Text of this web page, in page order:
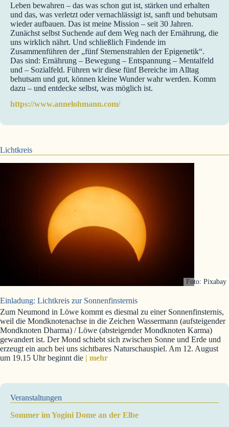
Leben bewahren – das was schon gut ist, stärken und erhalten
und das, was verletzt oder vernachlässigt ist, sanft und behutsam
wieder aufbauen. Das ist meine Mission – seit 30 Jahren.
Zunächst selbst Suchende auf dem Weg nach der Ernährung, die
uns wirklich nährt. Und schließlich Findende im
Zusammenführen der „fünf Sternenstrahlen der Epigenetik“.
Das sind: Ernährung – Bewegung – Entspannung – Mentalfeld
und – Sozialfeld. Führen wir diese fünf Bereiche im Alltag
behutsam und gut, können kleine Wunder wahr werden. Komm
dazu – und entdecke selbst, was möglich ist.
https://www.annelohmann.com/
Lichtkreis
Foto: Pixabay
Einladung: Lichtkreis zur Sonnenfinsternis
Zum Neumond in Löwe kommt es diesmal zu einer Sonnenfinsternis,
weil die Mondknotenachse in die Zeichen Wassermann (aufsteigender
Mondknoten Dharma) / Löwe (absteigender Mondknoten Karma)
gewandert ist. Der Mond schiebt sich zwischen Sonne und Erde und
erzeugt ein auch bei uns sichtbares Naturschauspiel. Am 12. August
um 19.15 Uhr beginnt die | mehr
Veranstaltungen
Sommer im Yogini Dome an der Elbe